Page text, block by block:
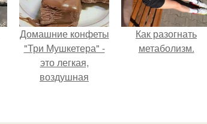
Домашние конфеты
"Три Мушкетера" -
это легкая,
воздушная
молочным
Как разогнать
метаболизм.